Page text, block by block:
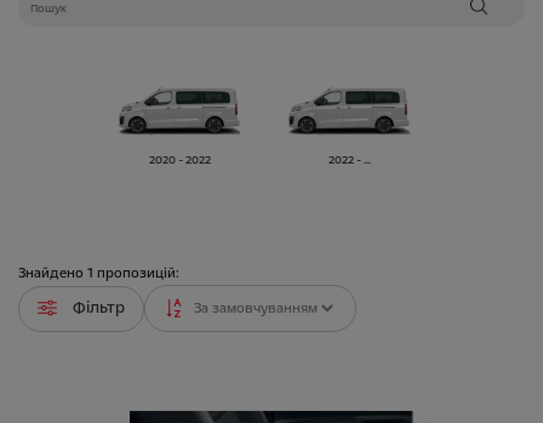
2020 - 2022 2022 - ...
Знайдено 1 пропозицій:
Фільтр